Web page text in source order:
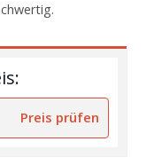
Preis prüfen